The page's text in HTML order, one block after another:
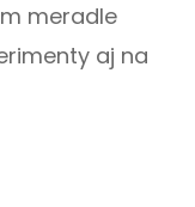
meradle
aj na